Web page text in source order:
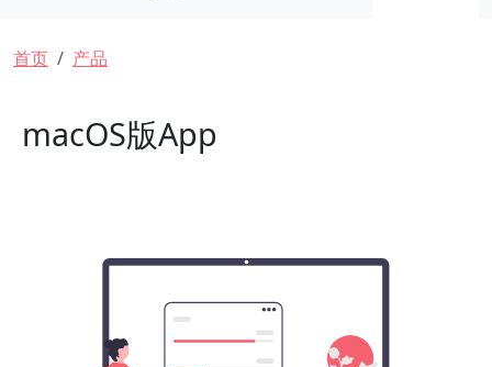
面包屑
首页 产品
macOS版App